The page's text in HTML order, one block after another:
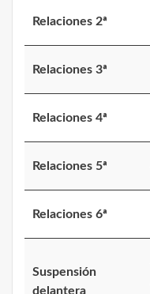
Relaciones 2ª
Relaciones 3ª
Relaciones 4ª
Relaciones 5ª
Relaciones 6ª
Suspensión
delantera